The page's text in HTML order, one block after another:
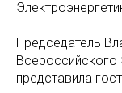
Председатель
представила